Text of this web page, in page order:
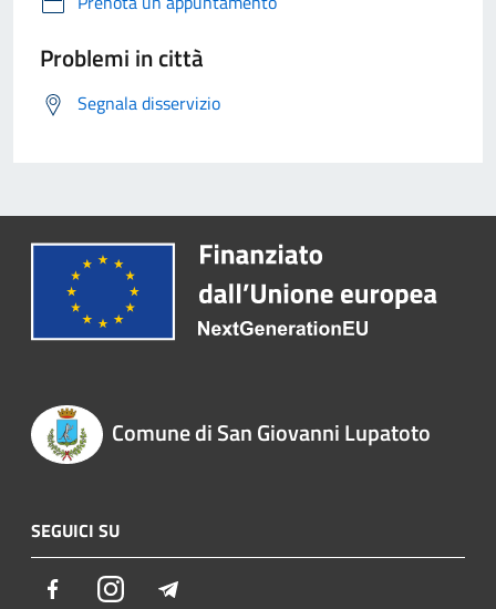
Problemi in città
Segnala disservizio
Comune di San Giovanni Lupatoto
SEGUICI SU
FacebookInstagram